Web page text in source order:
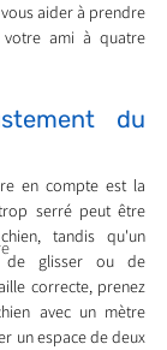
aider à prendre
ami à quatre
du
en compte est la
serré peut être
tandis qu'un
de glisser ou de
correcte, prenez
avec un mètre
un espace de deux